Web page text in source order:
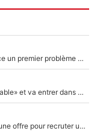
Michael Olise : Pierre Ménès annonce un premier problème pour Zinedine Zidane en équipe de France
F1 - Alpine signe un accord «impensable» et va entrer dans une nouvelle dimension : Grande nouvelle pour Pierre Gasly !
«C’est un très bon choix» : L'OM fait une offre pour recruter un ancien joueur du PSG... et c'est validé dans l'After Foot !